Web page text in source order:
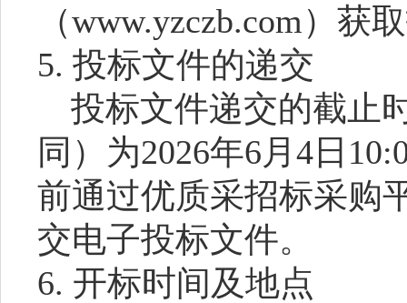
（www.yzczb.com）获
5. 投标文件的递交
投标文件递交的截止
同）为2026年6月 4日 10:
前通过优质采招标采购
交电子投标文件。
6. 开标时间及地点